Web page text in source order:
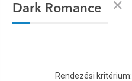
Dark Romance
Rendezési kritérium: